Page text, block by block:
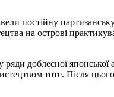
постійну
на острові
доблесної
тоте. Після